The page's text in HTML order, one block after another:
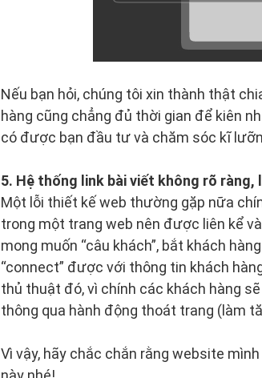
Nếu bạn hỏi, chúng tôi xin thành thật
hàng cũng chẳng đủ thời gian để kiên
có được bạn đầu tư và chăm sóc kĩ
5. Hệ thống link bài viết không rõ ràng,
Một lỗi thiết kế web thường gặp nữa
trong một trang web nên được liên kể
mong muốn “câu khách”, bắt khách
“connect” được với thông tin khách
thủ thuật đó, vì chính các khách hàng
thông qua hành động thoát trang (làm
Vì vậy, hãy chắc chắn rằng website